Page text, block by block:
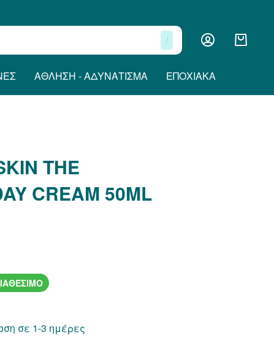
/
ΆΘΛΗΣΗ - ΑΔΥΝΆΤΙΣΜΑ ΕΠΟΧΙΑΚΆ
THE
CREAM 50ML
σε 1-3 ημέρες